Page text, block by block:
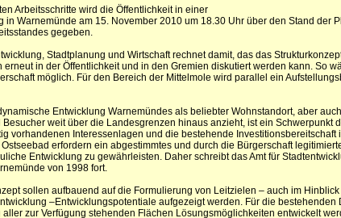
Arbeitsschritte wird die Öffentlichkeit in einer
in Warnemünde am 15. November 2010 um 18.30 Uhr über den Stand der
gegeben.
Stadtplanung und Wirtschaft rechnet damit, das das
erneut in der Öffentlichkeit und in den Gremien diskutiert werden kann. So
möglich. Für den Bereich der Mittelmole wird parallel ein
Entwicklung Warnemündes als beliebter Wohnstandort, aber
Besucher weit über die Landesgrenzen hinaus anzieht, ist ein Schwerpunkt
vorhandenen Interessenlagen und die bestehende Investitionsbereitschaft
erfordern ein abgestimmtes und durch die Bürgerschaft
Entwicklung zu gewährleisten. Daher schreibt das Amt für
von 1998 fort.
sollen aufbauend auf die Formulierung von Leitzielen – auch im
–Entwicklungspotentiale aufgezeigt werden. Für die
zur Verfügung stehenden Flächen Lösungsmöglichkeiten entwickelt